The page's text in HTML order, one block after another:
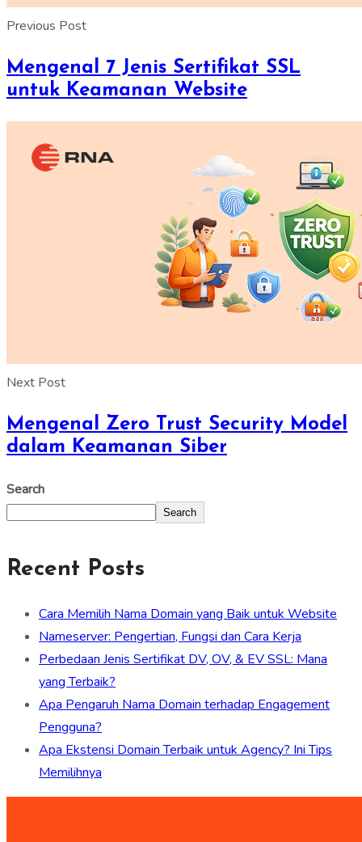
Previous Post
Mengenal 7 Jenis Sertifikat SSL
untuk Keamanan Website
Next Post
Mengenal Zero Trust Security Model
dalam Keamanan Siber
Search
Search
Recent Posts
Cara Memilih Nama Domain yang Baik untuk Website
Nameserver: Pengertian, Fungsi dan Cara Kerja
Perbedaan Jenis Sertifikat DV, OV, & EV SSL: Mana
yang Terbaik?
Apa Pengaruh Nama Domain terhadap Engagement
Pengguna?
Apa Ekstensi Domain Terbaik untuk Agency? Ini Tips
Memilihnya